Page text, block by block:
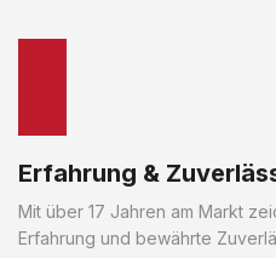
Erfahrung &
Mit über 17 Jahren am Markt
Erfahrung und bewährte